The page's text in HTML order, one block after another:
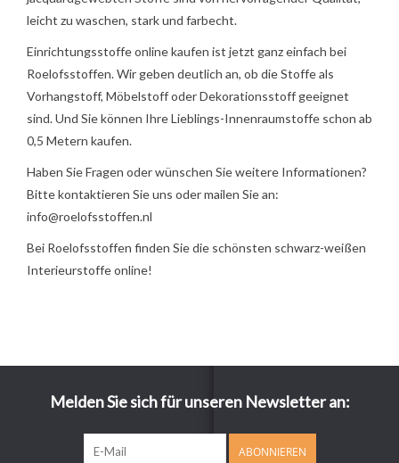
leicht zu waschen, stark und farbecht.
Einrichtungsstoffe online kaufen ist jetzt ganz einfach bei
Roelofsstoffen. Wir geben deutlich an, ob die Stoffe als
Vorhangstoff, Möbelstoff oder Dekorationsstoff geeignet
sind. Und Sie können Ihre Lieblings-Innenraumstoffe schon ab
0,5 Metern kaufen.
Haben Sie Fragen oder wünschen Sie weitere Informationen?
Bitte kontaktieren Sie uns oder mailen Sie an:
info@roelofsstoffen.nl
Bei Roelofsstoffen finden Sie die schönsten schwarz-weißen
Interieurstoffe online!
Melden Sie sich für unseren Newsletter an:
ABONNIEREN